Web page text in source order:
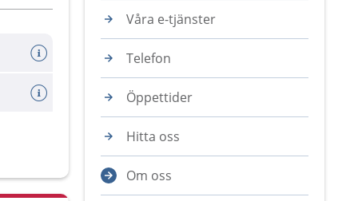
Våra e-tjänster
Telefon
Öppettider
Hitta oss
Om oss